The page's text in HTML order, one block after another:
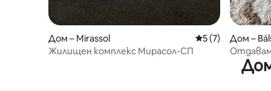
Дом – Mirassol Средна оценка:
5 (7)
Жилищен комплекс Мирасол-СП
Дом –
Отдавам
басейн